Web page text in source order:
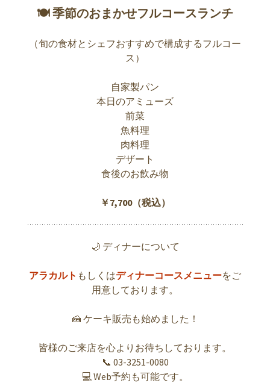
🍽 季節のおまかせフルコースランチ
（旬の食材とシェフおすすめで構成するフルコー
ス）
自家製パン
本日のアミューズ
前菜
魚料理
肉料理
デザート
食後のお飲み物
￥7,700（税込）
🌙 ディナーについて
アラカルト もしくはディナーコースメニューをご
用意しております。
🍰 ケーキ販売も始めました！
皆様のご来店を心よりお待ちしております。
📞 03-3251-0080
💻 Web予約も可能です。